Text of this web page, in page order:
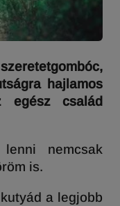
hajlamos
egész család
nemcsak
is.
a legjobb